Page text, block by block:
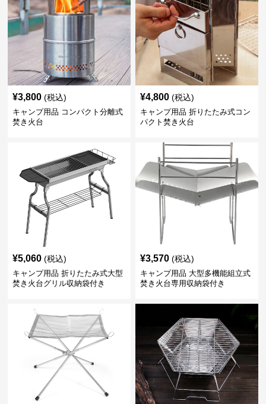
¥3,800 (税込)
キャンプ用品 コンパクト分離式
焚き火台
¥4,800 (税込)
キャンプ用品 折りたたみ式コン
パクト焚き火台
¥5,060 (税込)
キャンプ用品 折りたたみ式大型
焚き火台グリル収納袋付き
¥3,570 (税込)
キャンプ用品 大型多機能組立式
焚き火台専用収納袋付き